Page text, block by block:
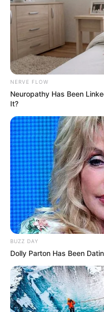
9 QUEEN OF SPEED
15 ROMANTIC MOON
7 MOWAEVA
En cas de non-partant ou
ordre de préférence:
8 BACCHILIDE
En complément de notre
retrouverez un peu plus
sélection d’une vingtaine
spécialisée ex: (Bilto,
Lausanne, Le Parisien,
d’autres).
Egalement à votre
faciliter l’analyse de ce
dernières statistiques
de Trot attelé.
NERVE FLOW
Neuropathy Has Been
It?
BUZZ DAY
Dolly Parton Has Been